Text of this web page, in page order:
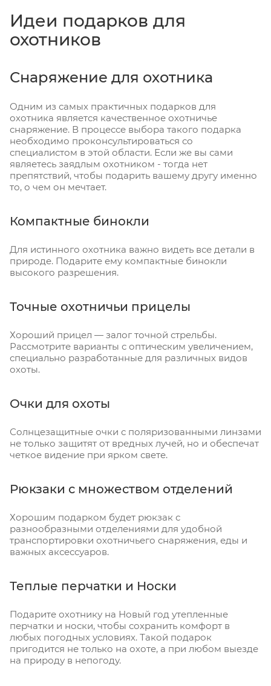
Идеи подарков для
охотников
Снаряжение для охотника
Одним из самых практичных подарков для
охотника является качественное охотничье
снаряжение. В процессе выбора такого подарка
необходимо проконсультироваться со
специалистом в этой области. Если же вы сами
являетесь заядлым охотником - тогда нет
препятствий, чтобы подарить вашему другу именно
то, о чем он мечтает.
Компактные бинокли
Для истинного охотника важно видеть все детали в
природе. Подарите ему компактные бинокли
высокого разрешения.
Точные охотничьи прицелы
Хороший прицел — залог точной стрельбы.
Рассмотрите варианты с оптическим увеличением,
специально разработанные для различных видов
охоты.
Очки для охоты
Солнцезащитные очки с поляризованными линзами
не только защитят от вредных лучей, но и обеспечат
четкое видение при ярком свете.
Рюкзаки с множеством отделений
Хорошим подарком будет рюкзак с
разнообразными отделениями для удобной
транспортировки охотничьего снаряжения, еды и
важных аксессуаров.
Теплые перчатки и Носки
Подарите охотнику на Новый год утепленные
перчатки и носки, чтобы сохранить комфорт в
любых погодных условиях. Такой подарок
пригодится не только на охоте, а при любом выезде
на природу в непогоду.